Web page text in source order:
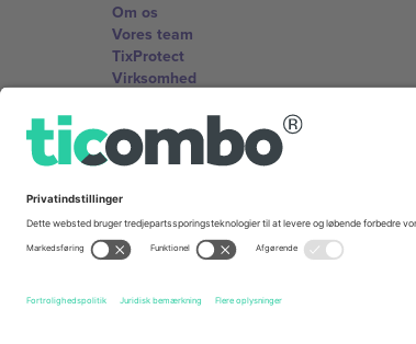
Om os
Vores team
TixProtect
Virksomhed
Partnerprogram